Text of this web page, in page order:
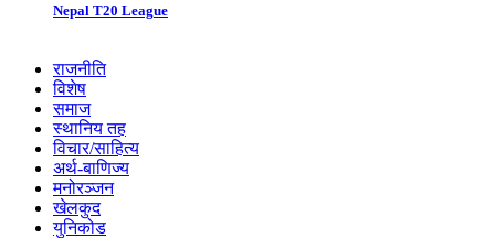
Nepal T20 League
राजनीति
विशेष
समाज
स्थानिय तह
विचार/साहित्य
अर्थ-बाणिज्य
मनोरञ्जन
खेलकुद
युनिकोड